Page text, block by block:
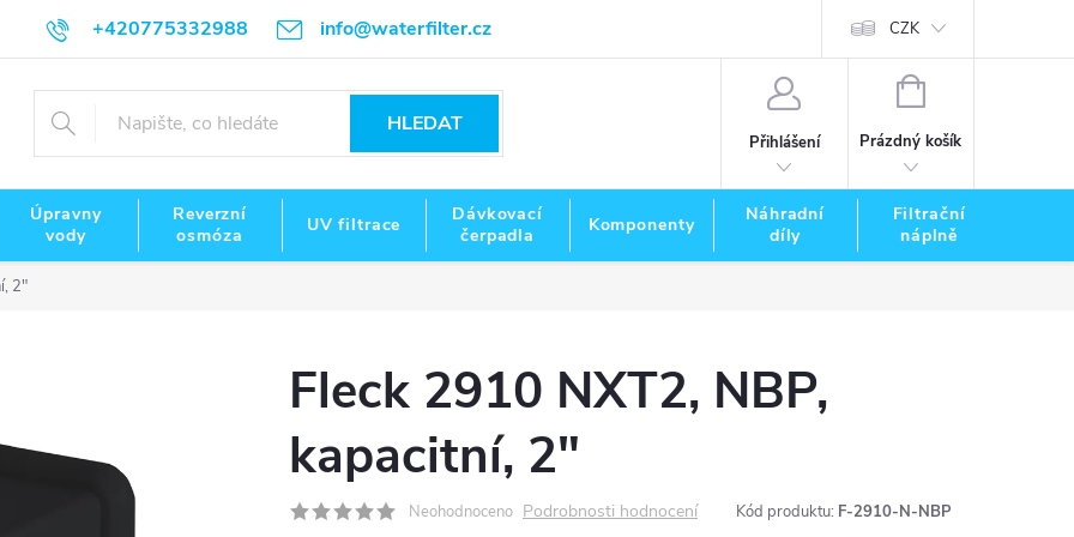
+420775332988 info@waterfilter.cz CZK
HLEDAT
Přihlášení
NÁKUPNÍ
Prázdný košík
Úpravny
vody
Reverzní
osmóza
UV filtrace
Dávkovací
čerpadla
Komponenty
Náhradní
díly
Filtrační
náplně
2"
Fleck 2910 NXT2, NBP,
kapacitní, 2"
Neohodnoceno Podrobnosti hodnocení Kód produktu: F-2910-N-NBP